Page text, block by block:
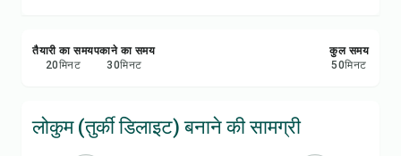
तैयारी का समय
20मिनट
पकाने का समय
30मिनट
कुल समय
50मिनट
लोकुम (तुर्की डिलाइट) बनाने की सामग्री